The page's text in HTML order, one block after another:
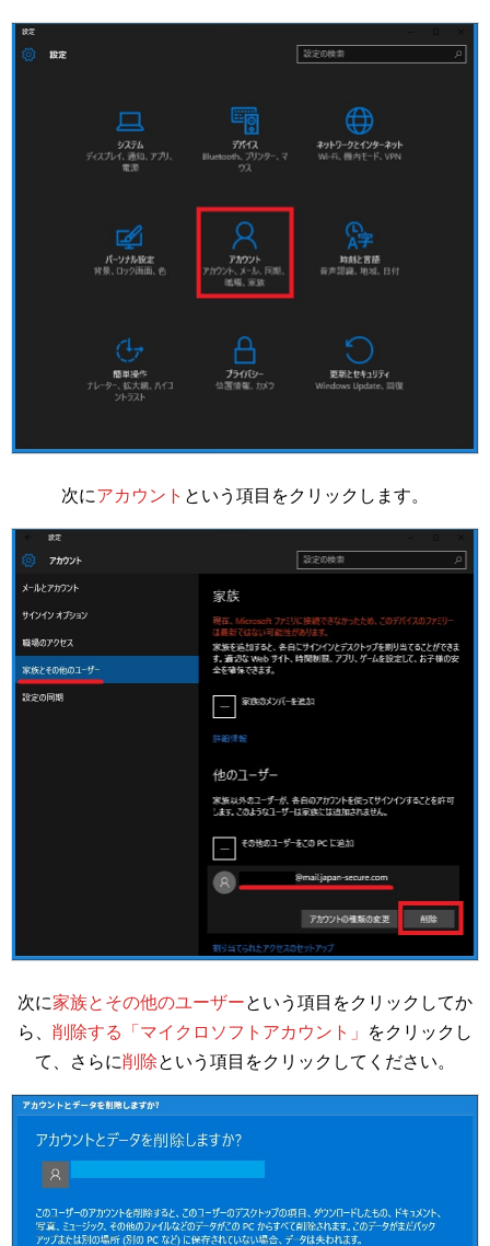
次にアカウント という項目をクリックします。
次に家族とその他のユーザーという項目をクリックしてか
ら、 削除する「マイクロソフトアカウント」
をクリックし
て、さらに削除という項目をクリックしてください。